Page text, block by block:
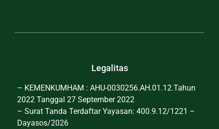
Legalitas
– KEMENKUMHAM : AHU-0030256.AH.01.12.Tahun
2022 Tanggal 27 September 2022
– Surat Tanda Terdaftar Yayasan: 400.9.12/1221 –
Dayasos/2026